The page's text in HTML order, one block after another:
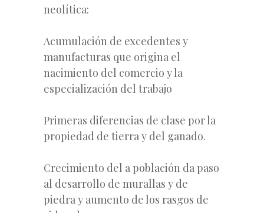
neolítica:
Acumulación de excedentes y
manufacturas que origina el
nacimiento del comercio y la
especialización del trabajo
Primeras diferencias de clase por la
propiedad de tierra y del ganado.
Crecimiento del a población da paso
al desarrollo de murallas y de
piedra y aumento de los rasgos de